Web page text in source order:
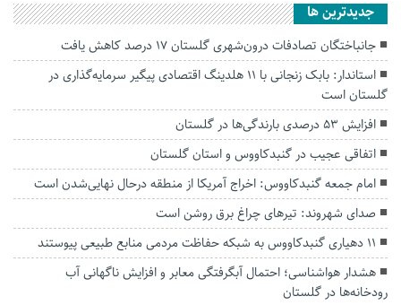
جديدترين ها
جانباختگان تصادفات درون‌شهری گلستان ۱۷ درصد کاهش یافت
استاندار: بابک زنجانی با ۱۱ هلدینگ اقتصادی پیگیر سرمایه‌گذاری در
گلستان است
افزایش ۵۳ درصدی بارندگی‌ها در گلستان
اتفاقی عجیب در‌ گنبدکاووس و استان گلستان
امام جمعه گنبدکاووس: اخراج آمریکا از منطقه درحال نهایی‌شدن است
صدای شهروند: تیرهای چراغ برق روشن است
۱۱ دهیاری گنبدکاووس به شبکه حفاظت مردمی منابع طبیعی پیوستند
هشدار هواشناسی؛ احتمال آبگرفتگی معابر و افزایش ناگهانی آب
رودخانه‌ها در گلستان